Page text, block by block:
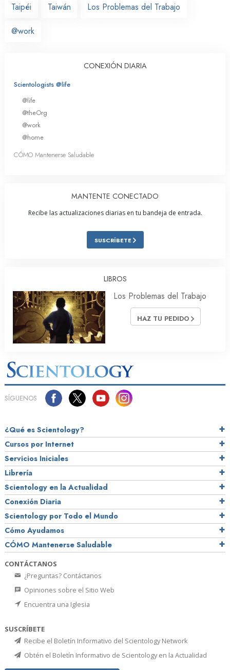
Taipéi
Taiwán Los Problemas del Trabajo
@work
CONEXIÓN DIARIA
Scientologists @life
@life
@theOrg
@work
@home
CÓMO Mantenerse Saludable
MANTENTE CONECTADO
Recibe las actualizaciones diarias en tu bandeja de entrada.
SUSCRÍBETE
LIBROS
Los Problemas del Trabajo
HAZ TU PEDIDO
SÍGUENOS
¿Qué es Scientology?
Cursos por Internet
Servicios Iniciales
Librería
Scientology en la Actualidad
Conexión Diaria
Scientology por Todo el Mundo
Cómo Ayudamos
CÓMO Mantenerse Saludable
CONTÁCTANOS
¿Preguntas? Contáctanos
Opiniones sobre el Sitio Web
Encuentra una Iglesia
SUSCRÍBETE
Recibe el Boletín Informativo del Scientology Network
Obtén el Boletín Informativo de Scientology en la Actualidad